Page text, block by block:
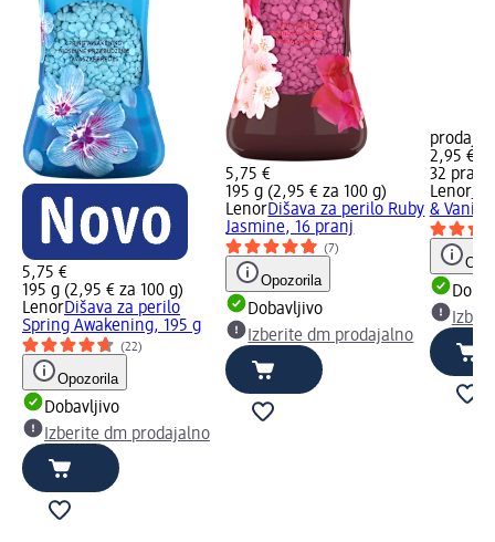
5,75 €
195 g (2,95 € za 100 g)
LenorDišava za perilo
Spring Awakening, 195 g
(22)
Opozorila
Dobavljivo
Izberite dm prodajalno
5,75 €
195 g (2,95 € za 100 g)
LenorDišava za perilo Ruby
Jasmine, 16 pranj
(7)
Opozorila
Dobavljivo
Izberite dm prodajalno
2,95 €
32 pranj
Lenor
&